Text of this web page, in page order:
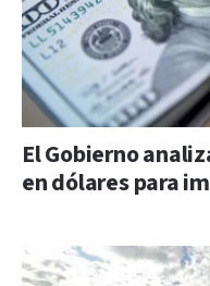
El Gobierno
en dólares para